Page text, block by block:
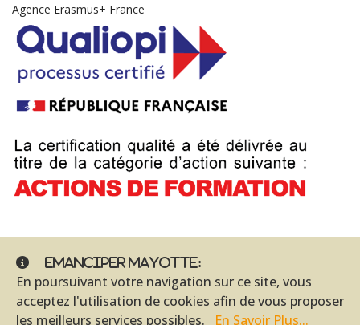
Agence Erasmus+ France
Accueil |Qui sommes-nous|Notre Équipe|Notre Histoire
Nous Contacter
Emanciper Mayotte:
En poursuivant votre navigation sur ce site, vous
acceptez l'utilisation de cookies afin de vous proposer
les meilleurs services possibles. En Savoir Plus...